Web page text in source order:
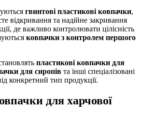
гвинтові пластикові ковпачки,
відкривання та надійне закривання
де важливо контролювати цілісність
ковпачки з контролем першого
пластикові ковпачки для
для сиропів та інші спеціалізовані
конкретний тип продукції.
для харчової